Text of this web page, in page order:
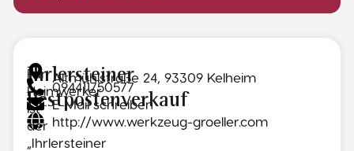
Ihrlersteiner
Restpostenverkauf
Für
Heimwerker
ist
der
„Ihrlersteiner
Altmühlstraße 24, 93309 Kelheim
094411750577
E-Mail schreiben
http://www.werkzeug-groeller.com